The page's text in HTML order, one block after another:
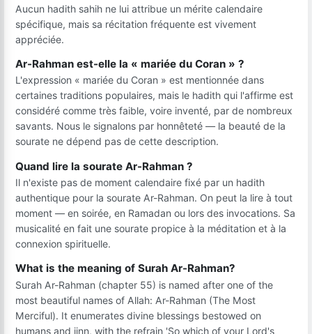
Aucun hadith sahih ne lui attribue un mérite calendaire
spécifique, mais sa récitation fréquente est vivement
appréciée.
Ar-Rahman est-elle la « mariée du Coran » ?
L'expression « mariée du Coran » est mentionnée dans
certaines traditions populaires, mais le hadith qui l'affirme est
considéré comme très faible, voire inventé, par de nombreux
savants. Nous le signalons par honnêteté — la beauté de la
sourate ne dépend pas de cette description.
Quand lire la sourate Ar-Rahman ?
Il n'existe pas de moment calendaire fixé par un hadith
authentique pour la sourate Ar-Rahman. On peut la lire à tout
moment — en soirée, en Ramadan ou lors des invocations. Sa
musicalité en fait une sourate propice à la méditation et à la
connexion spirituelle.
What is the meaning of Surah Ar-Rahman?
Surah Ar-Rahman (chapter 55) is named after one of the
most beautiful names of Allah: Ar-Rahman (The Most
Merciful). It enumerates divine blessings bestowed on
humans and jinn, with the refrain 'So which of your Lord's